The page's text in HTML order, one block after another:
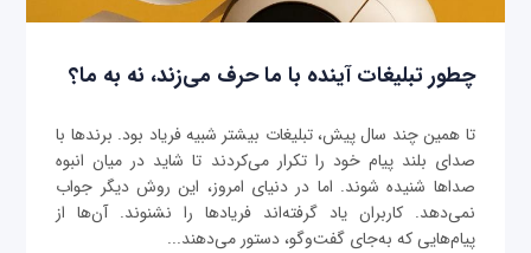
چطور تبلیغات آینده با ما حرف می‌زند، نه به ما؟
تا همین چند سال پیش، تبلیغات بیشتر شبیه فریاد بود. برندها با
صدای بلند پیام خود را تکرار می‌کردند تا شاید در میان انبوه
صداها شنیده شوند. اما در دنیای امروز، این روش دیگر جواب
نمی‌دهد. کاربران یاد گرفته‌اند فریادها را نشنوند. آن‌ها از
پیام‌هایی که به‌جای گفت‌وگو، دستور می‌دهند...